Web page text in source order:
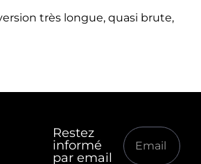
très longue, quasi brute,
Restez
informé
par email